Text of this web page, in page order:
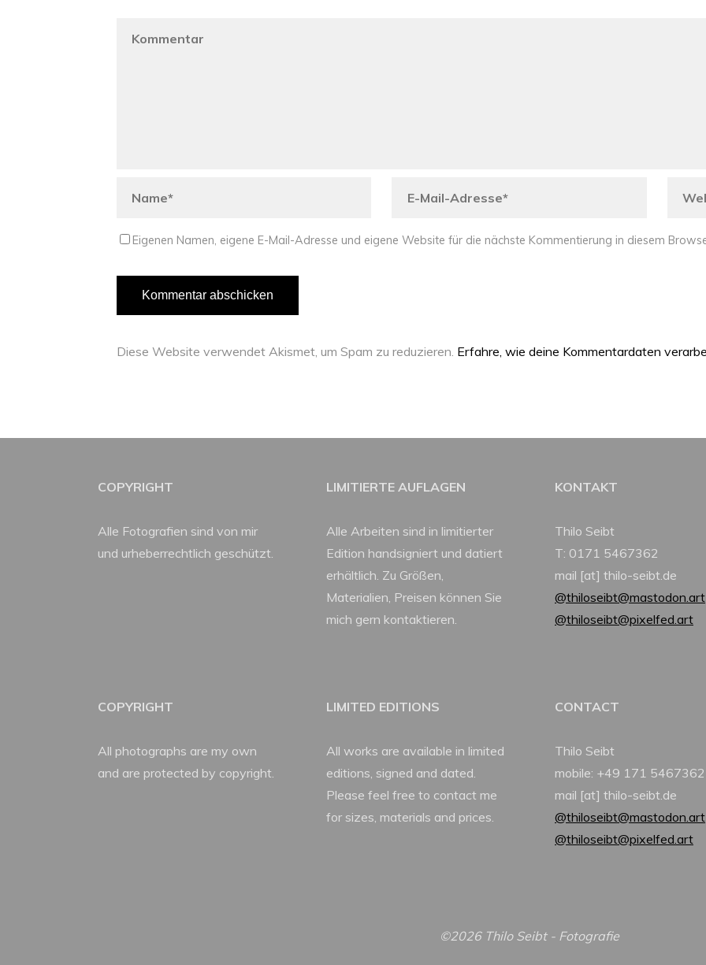
Eigenen Namen, eigene E-Mail-Adresse und eigene Website für die nächste Kommentierung in diesem
Diese Website verwendet Akismet, um Spam zu reduzieren. Erfahre, wie deine Kommentardaten
COPYRIGHT
Alle Fotografien sind von mir
und urheberrechtlich geschützt.
LIMITIERTE AUFLAGEN
Alle Arbeiten sind in limitierter
Edition handsigniert und datiert
erhältlich. Zu Größen,
Materialien, Preisen können Sie
mich gern kontaktieren.
KONTAKT
Thilo Seibt
T: 0171 5467362
mail [at] thilo-seibt.de
@thiloseibt@mastodon.art
@thiloseibt@pixelfed.art
COPYRIGHT
All photographs are my own
and are protected by copyright.
LIMITED EDITIONS
All works are available in limited
editions, signed and dated.
Please feel free to contact me
for sizes, materials and prices.
CONTACT
Thilo Seibt
mobile: +49 171 5467362
mail [at] thilo-seibt.de
@thiloseibt@mastodon.art
@thiloseibt@pixelfed.art
©2026 Thilo Seibt - Fotografie